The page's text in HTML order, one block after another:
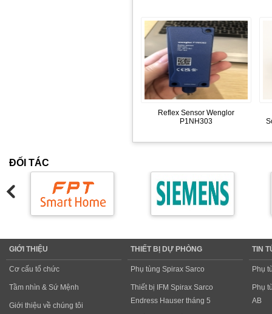
Reflex Sensor Wenglor
P1NH303
ĐỐI TÁC
GIỚI THIỆU
Cơ cấu tổ chức
Tầm nhìn & Sứ Mệnh
Giới thiệu về chúng tôi
THIẾT BỊ DỰ PHÒNG
Phụ tùng Spirax Sarco
Thiết bị IFM Spirax Sarco
Endress Hauser tháng 5
TIN
Phụ
Phụ
AB